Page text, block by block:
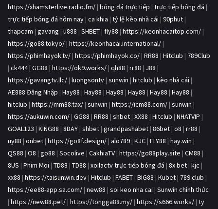
https://xhamsterlive.radio.fm/ | bóng đá trực tiếp | trực tiếp bóng đá |
trực tiếp bóng đá hôm nay | ca khia | tỷ lệ kèo nhà cái | 90phut |
thapcam | gavang | u888 | SHBET | fly88 | https://keonhacaitop.com/ |
https://go88.tokyo/ | https://keonhacai.international/ |
https://phimhayok.tv/ | https://phimhayok.co/ | RR88 | Hitclub | 789Club
| ck444| GG88 | https://ok9.works/ | qh88 | rr88 | J88 |
https://gavangtv.llc/ | luongsontv | sunwin | hitclub | kèo nhà cái |
AE888 Đăng Nhập | Hay88 | Hay88 | Hay88 | Hay88 | Hay88 | Hay88 |
hitclub | https://mm88.tax/ | sunwin | https://icm88.com/ | sunwin |
https://aukuwin.com/ | GG88 | RR88 | shbet | XX88 | Hitclub | NHATVIP |
GOAL123 | KING88 | 8DAY | shbet | grandpashabet | 86bet | o8 | rr88 |
uy88 | onbet | https://go8f.design/ | alo789 | KJC | FLY88 | hay.win |
QS88 | O8 | go88 | Socolive | CakhiaTV | https://go88play.site | CM88 |
8US | Phim Moi | TD88 | TD88 | xoilactv trực tiếp bóng đá | 8x bet | kjc |
xx88 | https://taisunwin.dev | Hitclub | FABET | BIG88 | Kubet | 789 club |
https://ee88-app.sa.com/ | new88 | soi keo nha cai | Sunwin chính thức
| https://new88.pet/ | https://tongga88.my/ | https://s666.works/ | ty